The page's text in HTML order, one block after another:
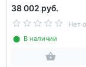
38 002 руб.
Нет
⬤ В наличии